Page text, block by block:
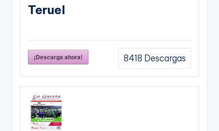
Teruel
¡Descarga ahora! 8418 Descargas